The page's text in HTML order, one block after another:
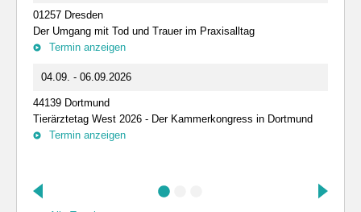
01257 Dresden
Der Umgang mit Tod und Trauer im Praxisalltag
Termin anzeigen
04.09. - 06.09.2026
44139 Dortmund
Tierärztetag West 2026 - Der Kammerkongress in Dortmund
Termin anzeigen